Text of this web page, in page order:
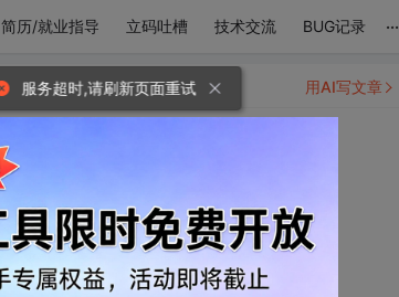
简历/就业指导 立码吐槽 技术交流 BUG记录 ...
用AI写文章
服务超时,请刷新页面重试